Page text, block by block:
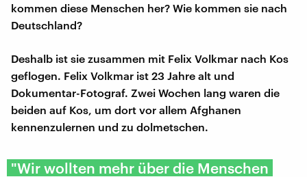
kommen diese Menschen her? Wie kommen sie nach
Deutschland?
Deshalb ist sie zusammen mit Felix Volkmar nach Kos
geflogen. Felix Volkmar ist 23 Jahre alt und
Dokumentar-Fotograf. Zwei Wochen lang waren die
beiden auf Kos, um dort vor allem Afghanen
kennenzulernen und zu dolmetschen.
"Wir wollten mehr über die Menschen